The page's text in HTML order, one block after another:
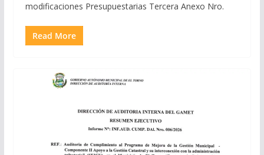
modificaciones Presupuestarias Tercera Anexo Nro.
Read More